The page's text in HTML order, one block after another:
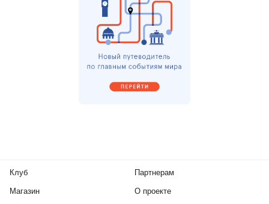
Клуб
Магазин
Партнерам
О проекте